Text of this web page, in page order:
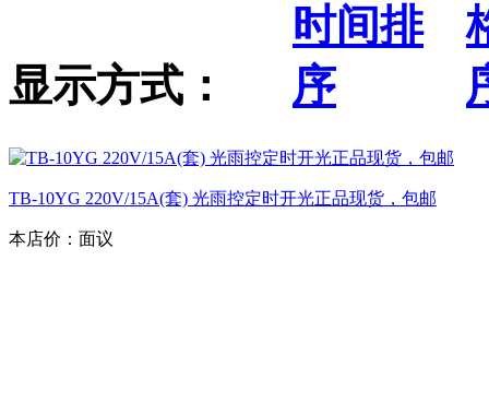
显示方式：
TB-10YG 220V/15A(套) 光雨控定时开光正品现货，包邮
本店价： 面议